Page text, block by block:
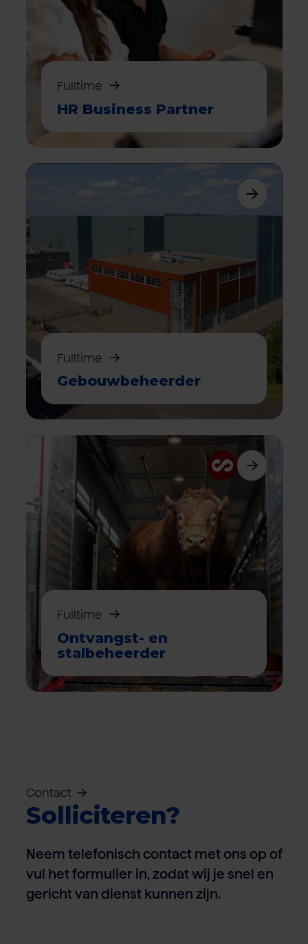
Fulltime
HR Business Partner
Fulltime
Gebouw­beheerder
Fulltime
Ontvangst- en
stalbeheerder
Contact
Solliciteren?
Neem telefonisch contact met ons op of
vul het formulier in, zodat wij je snel en
gericht van dienst kunnen zijn.